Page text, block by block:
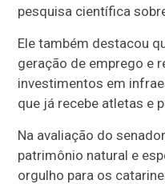
pesquisa científica
Ele também destacou
geração de emprego e
investimentos em
que já recebe atletas e
Na avaliação do
patrimônio natural e
orgulho para os